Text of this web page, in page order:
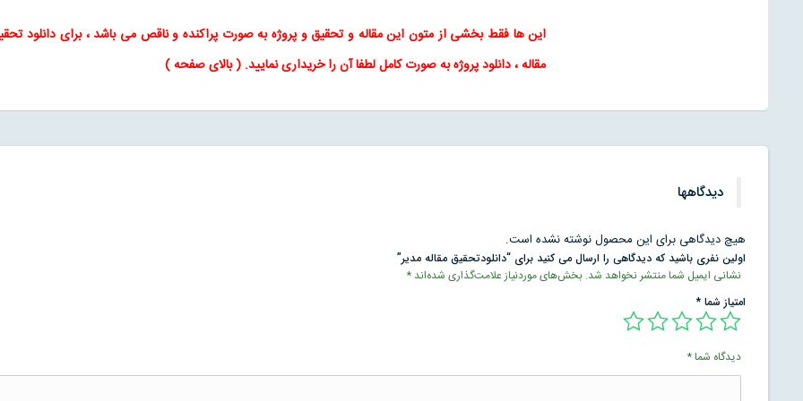
این ها فقط بخشی از متون اینمقاله وتحقیق و پروژه به صورت پراکنده و ناقص می باشد ، برای دانلود
مقاله، دانلود پروژه به صورت کامل لطفا آن را خریداری نمایید. (بالای صفحه)
دیدگاهها
هیچ دیدگاهی برای این محصول نوشته نشده است.
اولین نفری باشید که دیدگاهی را ارسال می کنید برای “دانلودتحقیق مقاله مدیر”
نشانی ایمیل شما منتشر نخواهد شد. بخش‌های موردنیاز علامت‌گذاری شده‌اند*
امتیاز شما*
دیدگاه شما*